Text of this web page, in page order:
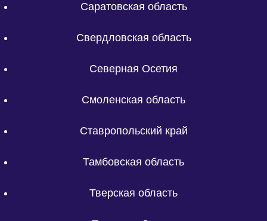
Саратовская область
Свердловская область
Северная Осетия
Смоленская область
Ставропольский край
Тамбовская область
Тверская область